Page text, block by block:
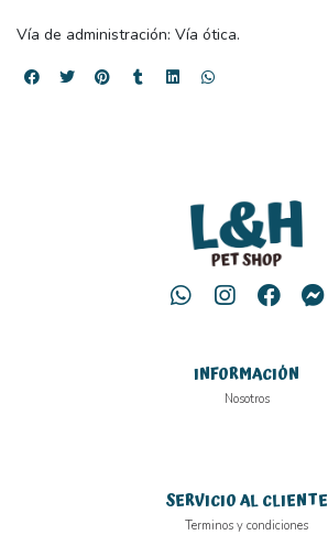
Vía de administración: Vía ótica.
INFORMACIÓN
Nosotros
SERVICIO AL CLIENTE
Terminos y condiciones